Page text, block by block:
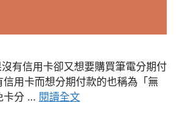
有信用卡卻又想要購買筆電分期付
用卡而想分期付款的也稱為「無
卡分 … 閱讀全文